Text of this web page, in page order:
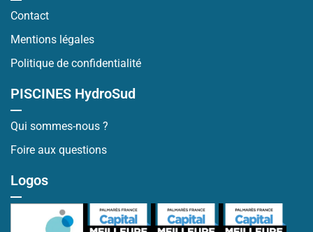
Contact
Mentions légales
Politique de confidentialité
PISCINES HydroSud
Qui sommes-nous ?
Foire aux questions
Logos